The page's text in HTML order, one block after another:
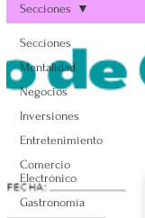
Secciones
Mentalidad
Negocios
Inversiones
Entretenimiento
Comercio
Electrónico
Gastronomía
Secciones